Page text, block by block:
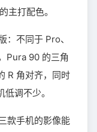
主打配色。
：不同于 Pro、
Pura 90 的三角
R 角对齐，同时
调不少。
款手机的影像能